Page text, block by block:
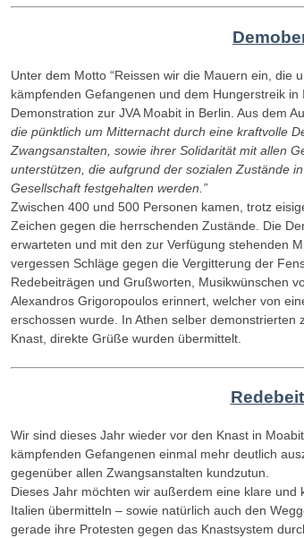
Unter dem Motto “Reissen wir die Mauern ein, die
kämpfenden Gefangenen und dem Hungerstreik in
Demonstration zur JVA Moabit in Berlin. Aus dem
die pünktlich um Mitternacht durch eine kraftvolle
Zwangsanstalten, sowie ihrer Solidarität mit allen
unterstützen, die aufgrund der sozialen Zustände
Gesellschaft festgehalten werden.”
Zwischen 400 und 500 Personen kamen, trotz
Zeichen gegen die herrschenden Zustände. Die
erwarteten und mit den zur Verfügung stehenden
vergessen Schläge gegen die Vergitterung der
Redebeiträgen und Grußworten, Musikwünschen
Alexandros Grigoropoulos erinnert, welcher von
erschossen wurde. In Athen selber
Knast, direkte Grüße wurden übermittelt.
Wir sind dieses Jahr wieder vor den Knast in
kämpfenden Gefangenen einmal mehr deutlich
gegenüber allen Zwangsanstalten kundzutun.
Dieses Jahr möchten wir außerdem eine klare
Italien übermitteln – sowie natürlich auch den
gerade ihre Protesten gegen das Knastsystem